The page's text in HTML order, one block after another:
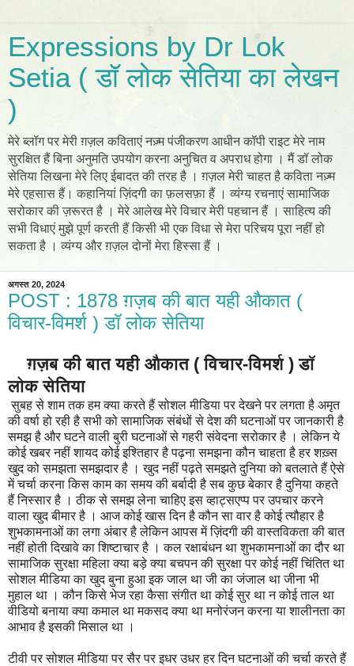
Expressions by Dr Lok
Setia ( डॉ लोक सेतिया का लेखन
)
मेरे ब्लॉग पर मेरी ग़ज़ल कविताएं नज़्म पंजीकरण आधीन कॉपी राइट मेरे नाम
सुरक्षित हैं बिना अनुमति उपयोग करना अनुचित व अपराध होगा । मैं डॉ लोक
सेतिया लिखना मेरे लिए ईबादत की तरह है । ग़ज़ल मेरी चाहत है कविता नज़्म
मेरे एहसास हैं। कहानियां ज़िंदगी का फ़लसफ़ा हैं । व्यंग्य रचनाएं सामाजिक
सरोकार की ज़रूरत है । मेरे आलेख मेरे विचार मेरी पहचान हैं । साहित्य की
सभी विधाएं मुझे पूर्ण करती हैं किसी भी एक विधा से मेरा परिचय पूरा नहीं हो
सकता है । व्यंग्य और ग़ज़ल दोनों मेरा हिस्सा हैं ।
अगस्त 20, 2024
POST : 1878 ग़ज़ब की बात यही औकात (
विचार-विमर्श ) डॉ लोक सेतिया
ग़ज़ब की बात यही औकात ( विचार-विमर्श ) डॉ
लोक सेतिया
सुबह से शाम तक हम क्या करते हैं सोशल मीडिया पर देखने पर लगता है अमृत
की वर्षा हो रही है सभी को सामाजिक संबंधों से देश की घटनाओं पर जानकारी है
समझ है और घटने वाली बुरी घटनाओं से गहरी संवेदना सरोकार है । लेकिन ये
कोई खबर नहीं शायद कोई इश्तिहार है पढ़ना समझना कौन चाहता है हर शख़्स
खुद को समझता समझदार है । खुद नहीं पढ़ते समझते दुनिया को बतलाते हैं ऐसे
में चर्चा करना किस काम का समय की बर्बादी है सब कुछ बेकार है दुनिया कहते
हैं निस्सार है । ठीक से समझ लेना चाहिए इस व्हाट्सएप्प पर उपचार करने
वाला खुद बीमार है । आज कोई खास दिन है कौन सा वार है कोई त्यौहार है
शुभकामनाओं का लगा अंबार है लेकिन आपस में ज़िंदगी की वास्तविकता की बात
नहीं होती दिखावे का शिष्टाचार है । कल रक्षाबंधन था शुभकामनाओं का दौर था
सामाजिक सुरक्षा महिला क्या बड़े क्या बचपन की सुरक्षा पर कोई नहीं चिंतित था
सोशल मीडिया का खुद बुना हुआ इक जाल था जी का जंजाल था जीना भी
मुहाल था । कौन किसे भेज रहा कैसा संगीत था कोई सुर था न कोई ताल था
वीडियो बनाया क्या कमाल था मकसद क्या था मनोरंजन करना या शालीनता का
आभाव है इसकी मिसाल था ।
टीवी पर सोशल मीडिया पर सैर पर इधर उधर हर दिन घटनाओं की चर्चा करते हैं